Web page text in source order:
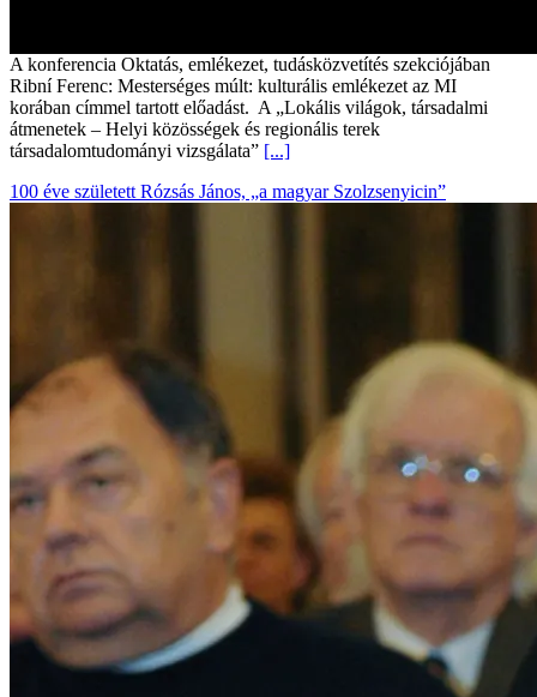
A konferencia Oktatás, emlékezet, tudásközvetítés szekciójában
Ribní Ferenc: Mesterséges múlt: kulturális emlékezet az MI
korában címmel tartott előadást. A „Lokális világok, társadalmi
átmenetek – Helyi közösségek és regionális terek
társadalomtudományi vizsgálata” [...]
100 éve született Rózsás János, „a magyar Szolzsenyicin”